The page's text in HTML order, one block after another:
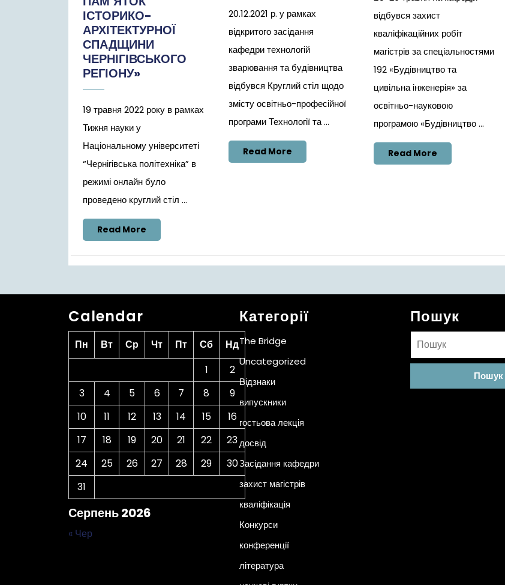
ІСТОРИКО-
АРХІТЕКТУРНОЇ
СПАДЩИНИ
ЧЕРНІГІВСЬКОГО
РЕГІОНУ»
19 травня 2022 року в рамках
Тижня науки у
Національному університеті
“Чернігівська політехніка” в
режимі онлайн було
проведено круглий стіл ...
Read More
More
20.12.2021 р. у рамках
відкритого засідання
кафедри технологій
зварювання та будівництва
відбувся Круглий стіл щодо
змісту освітньо-професійної
програми Технології та ...
Read MoreRead
More
відбувся захист
кваліфікаційних робіт
магістрів за спеціальностями
192 «Будівництво та
цивільна інженерія» за
освітньо-науковою
програмою «Будівництво ...
Read More
More
Calendar
Серпень 2026
Пн Вт Ср Чт Пт Сб
Нд
1
2
3
4 5 6 7 8
9
10
11 12 13 14 15
16
17
18 19 20 21 22
23
24
25 26 27 28 29
30
31
« Чер
Категорії
The Bridge
Uncategorized
Відзнаки
випускники
гостьова лекція
досвід
Засідання кафедри
захист магістрів
кваліфікація
Конкурси
конференції
література
Пошук